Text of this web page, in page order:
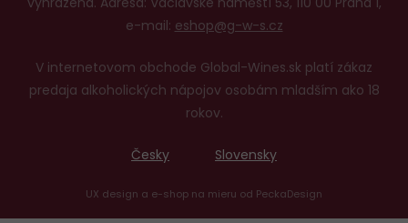
e-mail: eshop@g-w-s.cz
V internetovom obchode Global-Wines.sk platí zákaz
predaja alkoholických nápojov osobám mladším ako 18
rokov.
Česky Slovensky
UX design a e-shop na mieru od PeckaDesign